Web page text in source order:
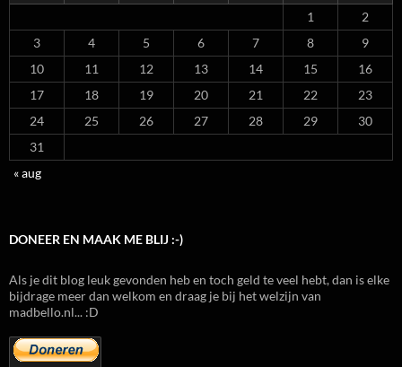
1
2
3
4 5 6 7 8
9
10
11 12 13 14 15
16
17
18 19 20 21 22
23
24
25 26 27 28 29
30
31
« aug
DONEER EN MAAK ME BLIJ :-)
Als je dit blog leuk gevonden heb en toch geld te veel hebt, dan is elke
bijdrage meer dan welkom en draag je bij het welzijn van
madbello.nl... :D